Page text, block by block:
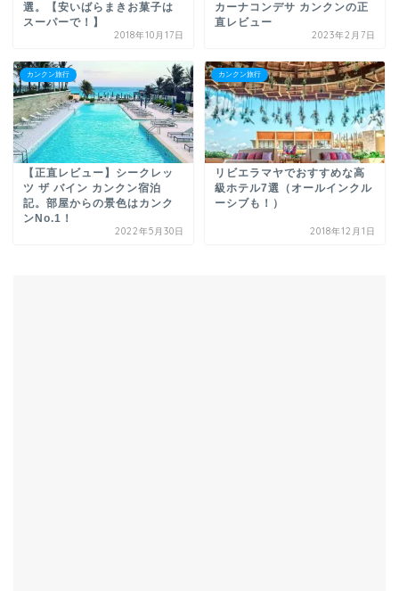
選。【安いばらまきお菓子は
スーパーで！】
2018年10月17日
カーナコンデサ カンクンの正
直レビュー
2023年2月7日
カンクン旅行
【正直レビュー】シークレッ
ツ ザ バイン カンクン宿泊
記。部屋からの景色はカンク
ンNo.1！
2022年5月30日
カンクン旅行
リビエラマヤでおすすめな高
級ホテル7選（オールインクル
ーシブも！）
2018年12月1日